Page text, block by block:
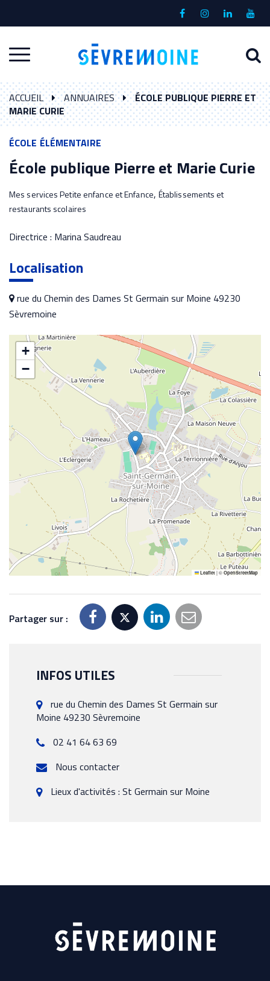
Lien
compte
Lien
Lien
compte
Lien
la
Aller
à
la
navigation
à
ACCUEIL ANNUAIRES
ÉCOLE PUBLIQUE PIERRE ET
MARIE CURIE
ÉCOLE ÉLÉMENTAIRE
École publique Pierre et Marie Curie
Mes services Petite enfance et Enfance, Établissements et
restaurants scolaires
Directrice : Marina Saudreau
Localisation
rue du Chemin des Dames St Germain sur Moine 49230
Sèvremoine
+
−
Leaflet |© OpenStreetMap
Partager sur :
INFOS UTILES
rue du Chemin des Dames St Germain sur
Moine 49230 Sèvremoine
02 41 64 63 69
Nous contacter
Lieux d'activités : St Germain sur Moine